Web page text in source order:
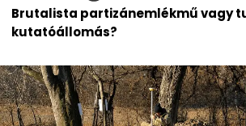
Brutalista partizánemlékmű vagy
kutatóállomás?